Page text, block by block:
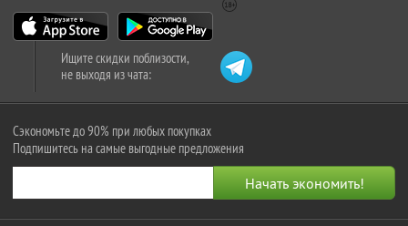
Ищите скидки поблизости,
не выходя из чата:
Сэкономьте до 90% при любых покупках
Подпишитесь на самые выгодные предложения